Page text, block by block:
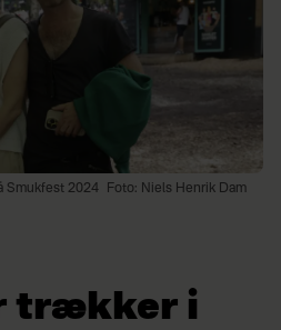
Smukfest 2024 Foto: Niels Henrik Dam
trækker i